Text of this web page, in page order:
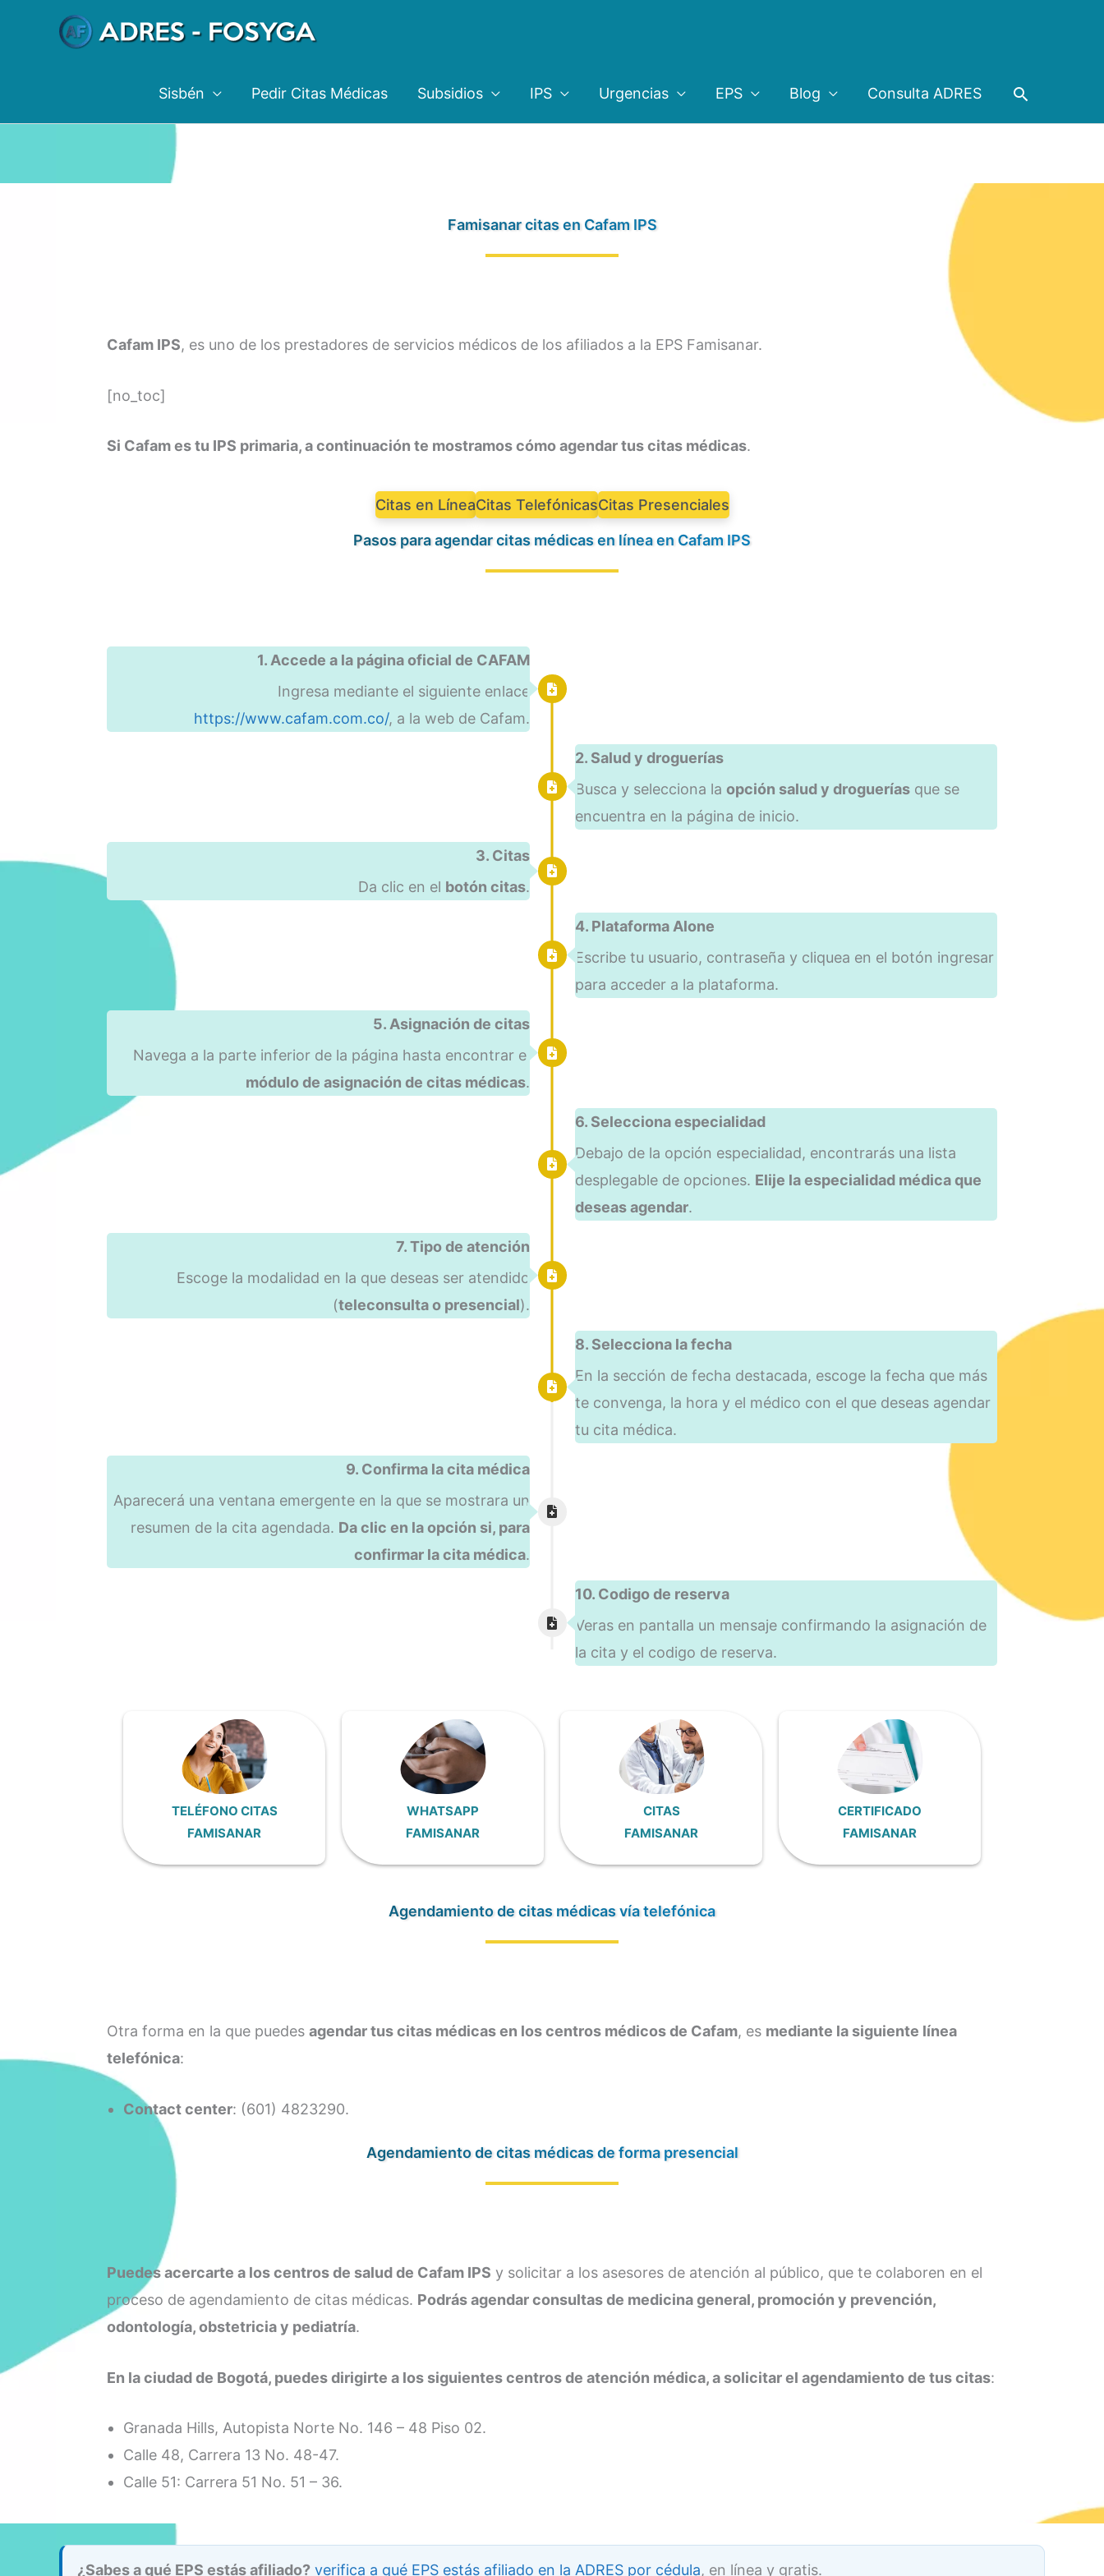
Sisbén
Pedir Citas Médicas Subsidios IPS Urgencias EPS Blog Consulta ADRES Buscar
Famisanar citas en Cafam IPS
Cafam IPS, es uno de los prestadores de servicios médicos de los afiliados a la EPS Famisanar.
[no_toc]
Si Cafam es tu IPS primaria, a continuación te mostramos cómo agendar tus citas médicas.
Citas en LíneaCitas TelefónicasCitas Presenciales
Pasos para agendar citas médicas en línea en Cafam IPS
1. Accede a la página oficial de CAFAM
Ingresa mediante el siguiente enlace
https://www.cafam.com.co/, a la web de Cafam.
2. Salud y droguerías
Busca y selecciona la opción salud y drogueríasque se
encuentra en la página de inicio.
3. Citas
Da clic en el botón citas.
4. Plataforma Alone
Escribe tu usuario, contraseña y cliquea en el botón ingresar
para acceder a la plataforma.
5. Asignación de citas
Navega a la parte inferior de la página hasta encontrar el
módulo de asignación de citas médicas.
6. Selecciona especialidad
Debajo de la opción especialidad, encontrarás una lista
desplegable de opciones. Elije la especialidad médica que
deseas agendar.
7. Tipo de atención
Escoge la modalidad en la que deseas ser atendido
(teleconsulta o presencial).
8. Selecciona la fecha
En la sección de fecha destacada, escoge la fecha que más
te convenga, la hora y el médico con el que deseas agendar
tu cita médica.
9. Confirma la cita médica
Aparecerá una ventana emergente en la que se mostrara un
resumen de la cita agendada. Da clic en la opción si, para
confirmar la cita médica.
10. Codigo de reserva
Veras en pantalla un mensaje confirmando la asignación de
la cita y el codigo de reserva.
TELÉFONO CITAS
FAMISANAR
WHATSAPP
FAMISANAR
CITAS
FAMISANAR
CERTIFICADO
FAMISANAR
Agendamiento de citas médicas vía telefónica
Otra forma en la que puedes agendar tus citas médicas en los centros médicos de Cafam, es mediante la siguiente línea
telefónica:
Contact center: (601) 4823290.
Agendamiento de citas médicas de forma presencial
Puedes acercarte a los centros de salud de Cafam IPS y solicitar a los asesores de atención al público, que te colaboren en el
proceso de agendamiento de citas médicas. Podrás agendar consultas de medicina general, promoción y prevención,
odontología, obstetricia y pediatría.
En la ciudad de Bogotá, puedes dirigirte a los siguientes centros de atención médica, a solicitar el agendamiento de tus citas:
Granada Hills, Autopista Norte No. 146 – 48 Piso 02.
Calle 48, Carrera 13 No. 48-47.
Calle 51: Carrera 51 No. 51 – 36.
¿Sabes a qué EPS estás afiliado? verifica a qué EPS estás afiliado en la ADRES por cédula, en línea y gratis.